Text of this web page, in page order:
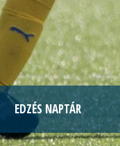
EDZÉS NAPTÁR